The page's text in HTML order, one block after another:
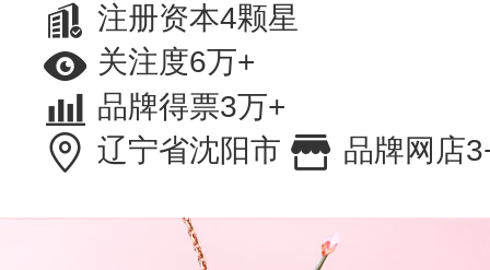
注册资本4颗星
关注度6万+
品牌得票3万+
辽宁省沈阳市
品牌网店